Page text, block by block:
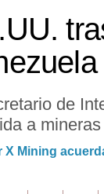
de
a
X Mining